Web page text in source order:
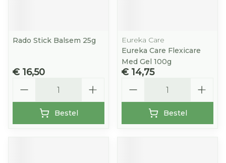
Rado Stick Balsem 25g
€ 16,50
Bestel
Eureka Care
Eureka Care Flexicare
Med Gel 100g
€ 14,75
Bestel